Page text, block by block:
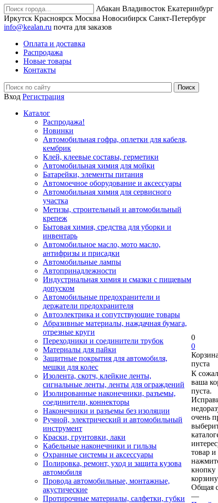
Абакан Владивосток Екатеринбург
Иркутск Красноярск Москва Новосибирск Санкт-Петербург
info@kealan.ru почта для заказов
Оплата и доставка
Распродажа
Новые товары
Контакты
Вход Регистрация
Каталог
Распродажа!
Новинки
Автомобильная гофра, оплетки для кабеля,
кембрик
Клей, клеевые составы, герметики
Автомобильная химия для мойки
Батарейки, элементы питания
Автомоечное оборудование и аксессуары
Автомобильная химия для сервисного
участка
Метизы, строительный и автомобильный
крепеж
Бытовая химия, средства для уборки и
инвентарь
Автомобильное масло, мото масло,
антифризы и присадки
Автомобильные лампы
Автопринадлежности
Индустриальная химия и смазки с пищевым
допуском
Автомобильные предохранители и
держатели предохранителя
Автоэлектрика и сопутствующие товары
Абразивные материалы, наждачная бумага,
отрезные круги
Переходники и соединители трубок
Материалы для пайки
Защитные покрытия для автомобиля,
мешки для колес
Изолента, скотч, клейкие ленты,
сигнальные ленты, ленты для ограждений
Изолированные наконечники, разъемы,
соединители, коннекторы
Наконечники и разъемы без изоляции
Ручной, электрический и автомобильный
инструмент
Краски, грунтовки, лаки
Кабельные наконечники и гильзы
Охранные системы и аксессуары
Полировка, ремонт, уход и защита кузова
автомобиля
Провода автомобильные, монтажные,
акустические
Протирочные материалы, салфетки, губки
0
0
пуста
К
ваша
пуста.
очень
товар и
кнопку
Общая
—